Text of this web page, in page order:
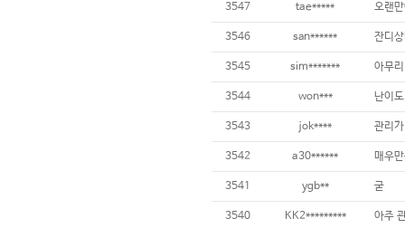
3547 tae*****
3546 san******
3545 sim*******
3544 won*** 난이
3543 jok****
3542 a30******
3541 ygb** 굳
3540 KK2*********